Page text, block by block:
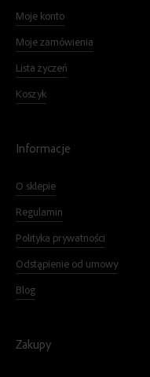
Moje konto
Moje zamówienia
Lista życzeń
Koszyk
Informacje
O sklepie
Regulamin
Polityka prywatności
Odstąpienie od umowy
Blog
Zakupy